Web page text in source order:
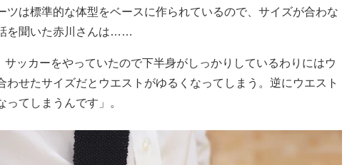
ツは標準的な体型をベースに作られているので、サイズが合わな
を聞いた赤川さんは……
サッカーをやっていたので下半身がしっかりしているわりにはウ
わせたサイズだとウエストがゆるくなってしまう。逆にウエスト
てしまうんです」。